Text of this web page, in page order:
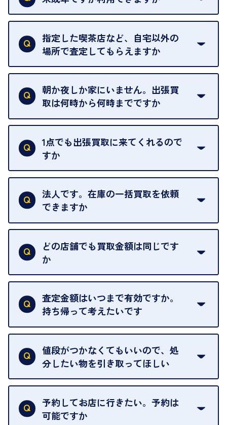
18歳未満の方は、保護者の同意があってもご利用い
ただけません。
指定した喫茶店など、自宅以外の
場所で査定してもらえますか
ご自宅以外での査定はお引き受けできません。ご指
定のお店や、ほかのお客様への迷惑となることが考
えられるためです。
朝か夜しか家にいません。出張買
取は何時から何時までですか
ご訪問可能時間は、10時から19時です。
ただし、お品物の種類や量によっては対応させてい
ただくことがあります。
1点でも出張買取に来てくれるので
すか
はい。1点でもお伺いします。
法人です。在庫の一括買取を依頼
できますか
はい。喜んで承ります。出張買取をご利用くださ
い。
ご指定の場所にお伺いします。
どの店舗でも買取金額は同じです
か
はい。全店舗一律です。
ただし、中古市場は日々変動するため、査定した日
によって査定額が変わることはございます。
査定金額はいつまで有効ですか。
持ち帰って考えたいです
査定額は当日限り有効です。
中古市場が日々変動するため、翌日には査定額が変
わることがございます。
値段がつかなくてもいいので、処
分したい物を引き取ってほしい
再販不可能な物は、場合によってはお断りすること
がございます。ご了承ください。
予約してお店に行きたい。予約は
可能ですか